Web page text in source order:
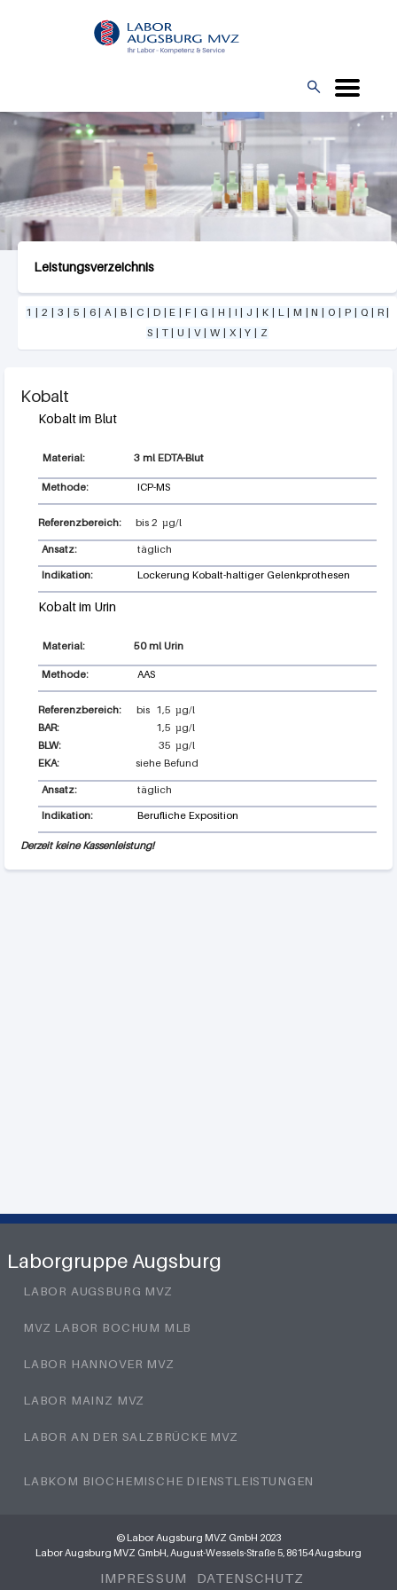
Direkt
zum
O

Leistungsverzeichnis
1 | 2 | 3 | 5 | 6 | A | B | C | D | E | F | G | H | I | J | K | L | M | N | O | P | Q | R |
S | T | U | V | W | X | Y | Z
Kobalt
Kobalt im Blut
3 ml EDTA-Blut
Methode: ICP-MS
Referenzbereich: bis 2 µg/l
Ansatz: täglich
Indikation: Lockerung Kobalt-haltiger Gelenkprothesen
Kobalt im Urin
50 ml Urin
Methode: AAS
Referenzbereich: bis 1,5 µg/l
BAR:
1,5 µg/l
BLW:
35 µg/l
EKA:
siehe Befund
Ansatz: täglich
Indikation: Berufliche Exposition
Derzeit keine Kassenleistung!
© Labor Augsburg MVZ GmbH 2023
Labor Augsburg MVZ GmbH, August-Wessels-Straße 5, 86154 Augsburg
IMPRESSUM DATENSCHUTZ
Laborgruppe Augsburg
LABOR AUGSBURG MVZ
MVZ LABOR BOCHUM MLB
LABOR HANNOVER MVZ
LABOR MAINZ MVZ
LABOR AN DER SALZBRÜCKE MVZ
LABKOM BIOCHEMISCHE DIENSTLEISTUNGEN